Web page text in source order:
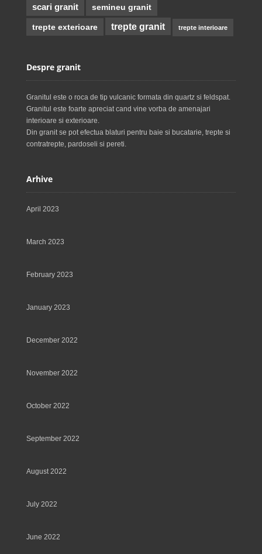
scari granit semineu granit
trepte exterioare trepte granit trepte interioare
Despre granit
Granitul este o roca de tip vulcanic formata din quartz si feldspat.
Granitul este foarte apreciat cand vine vorba de amenajari
interioare si exterioare.
Din granit se pot efectua blaturi pentru baie si bucatarie, trepte si
contratrepte, pardoseli si pereti.
Arhive
April 2023
March 2023
February 2023
January 2023
December 2022
November 2022
October 2022
September 2022
August 2022
July 2022
June 2022